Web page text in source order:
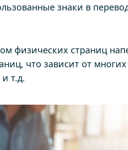
знаки в
физических страниц
что зависит от многих
т.д.